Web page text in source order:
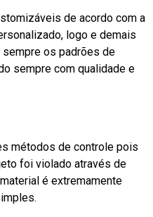
de acordo com a
logo e demais
os padrões de
sempre com qualidade e
métodos de controle pois
foi violado através de
é extremamente